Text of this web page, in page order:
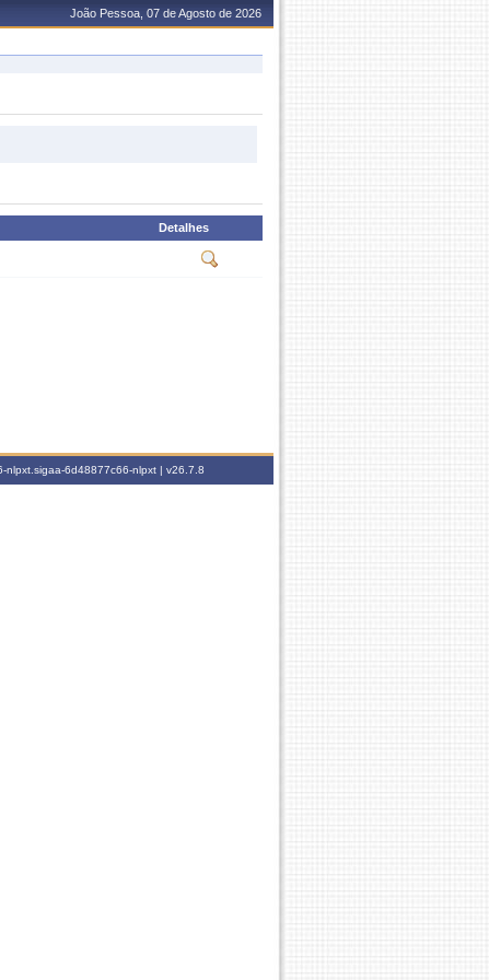
João Pessoa, 07 de Agosto de 2026
Detalhes
nlpxt.sigaa-6d48877c66-nlpxt | v26.7.8